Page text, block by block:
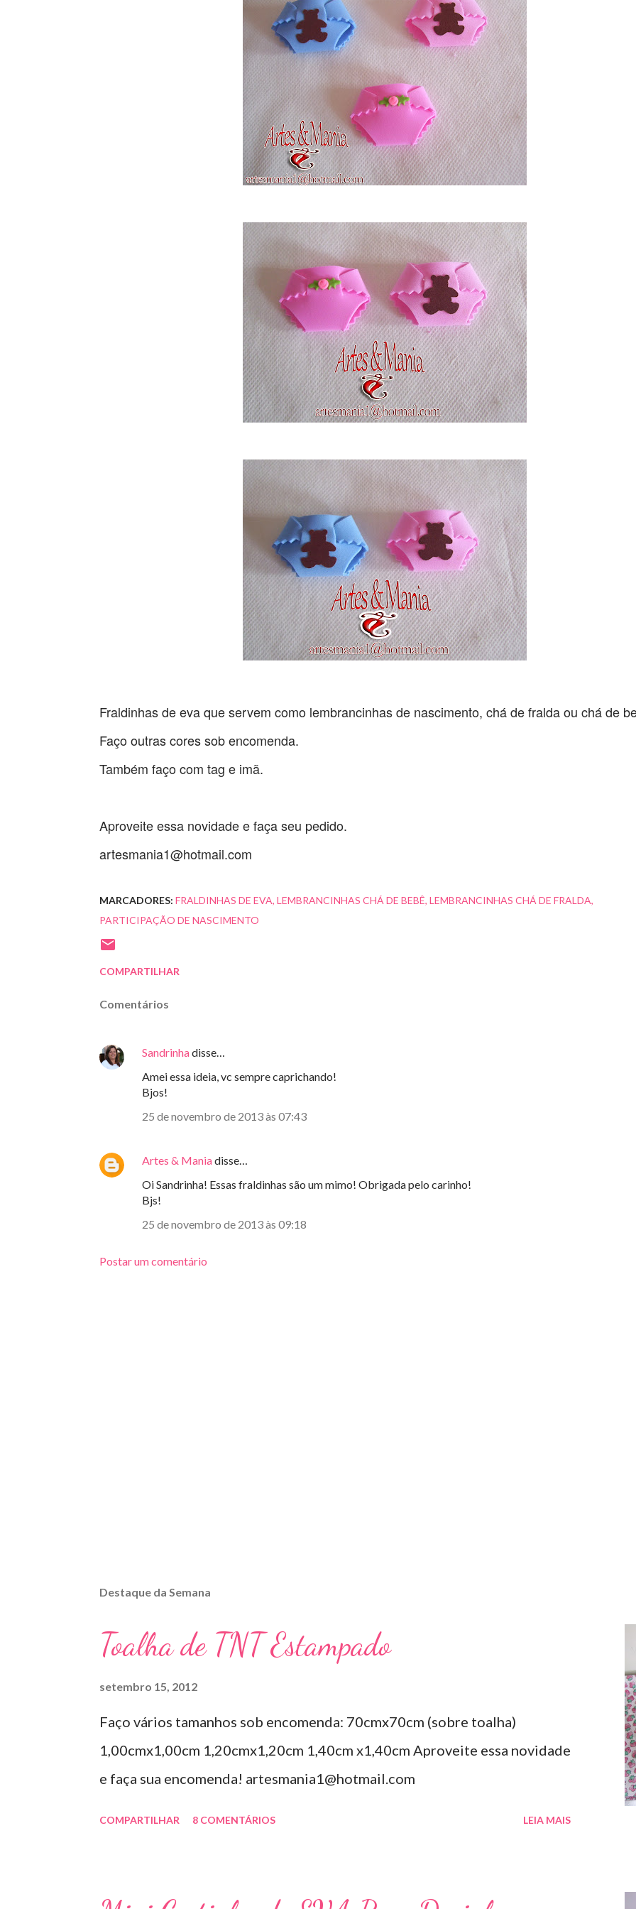
Fraldinhas de eva que servem como lembrancinhas de nascimento, chá de fralda ou chá de
Faço outras cores sob encomenda.
Também faço com tag e imã.
Aproveite essa novidade e faça seu pedido.
artesmania1@hotmail.com
MARCADORES: FRALDINHAS DE EVA LEMBRANCINHAS CHÁ DE BEBÊ LEMBRANCINHAS CHÁ DE FRALDA
PARTICIPAÇÃO DE NASCIMENTO
COMPARTILHAR
Comentários
Sandrinhadisse…
Amei essa ideia, vc sempre caprichando!
Bjos!
25 de novembro de 2013 às 07:43
Artes & Maniadisse…
Oi Sandrinha! Essas fraldinhas são um mimo! Obrigada pelo carinho!
Bjs!
25 de novembro de 2013 às 09:18
Postar um comentário
Destaque da Semana
Toalha de TNT Estampado
setembro 15, 2012
Faço vários tamanhos sob encomenda: 70cmx70cm (sobre toalha)
1,00cmx1,00cm 1,20cmx1,20cm 1,40cm x1,40cm Aproveite essa novidade
e faça sua encomenda! artesmania1@hotmail.com
COMPARTILHAR 8 COMENTÁRIOS LEIA MAIS